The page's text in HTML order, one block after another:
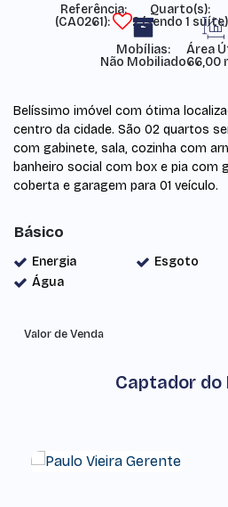
Referência:
(CA0261)
2 (sendo 1 suíte)
Mobílias:
Não Mobiliado
Área
66,00
Belíssimo imóvel com ótima
centro da cidade. São 02 quartos
com gabinete, sala, cozinha com
banheiro social com box e pia com
coberta e garagem para 01 veículo.
Básico
Energia Esgoto
Água
Valor de Venda
Captador do